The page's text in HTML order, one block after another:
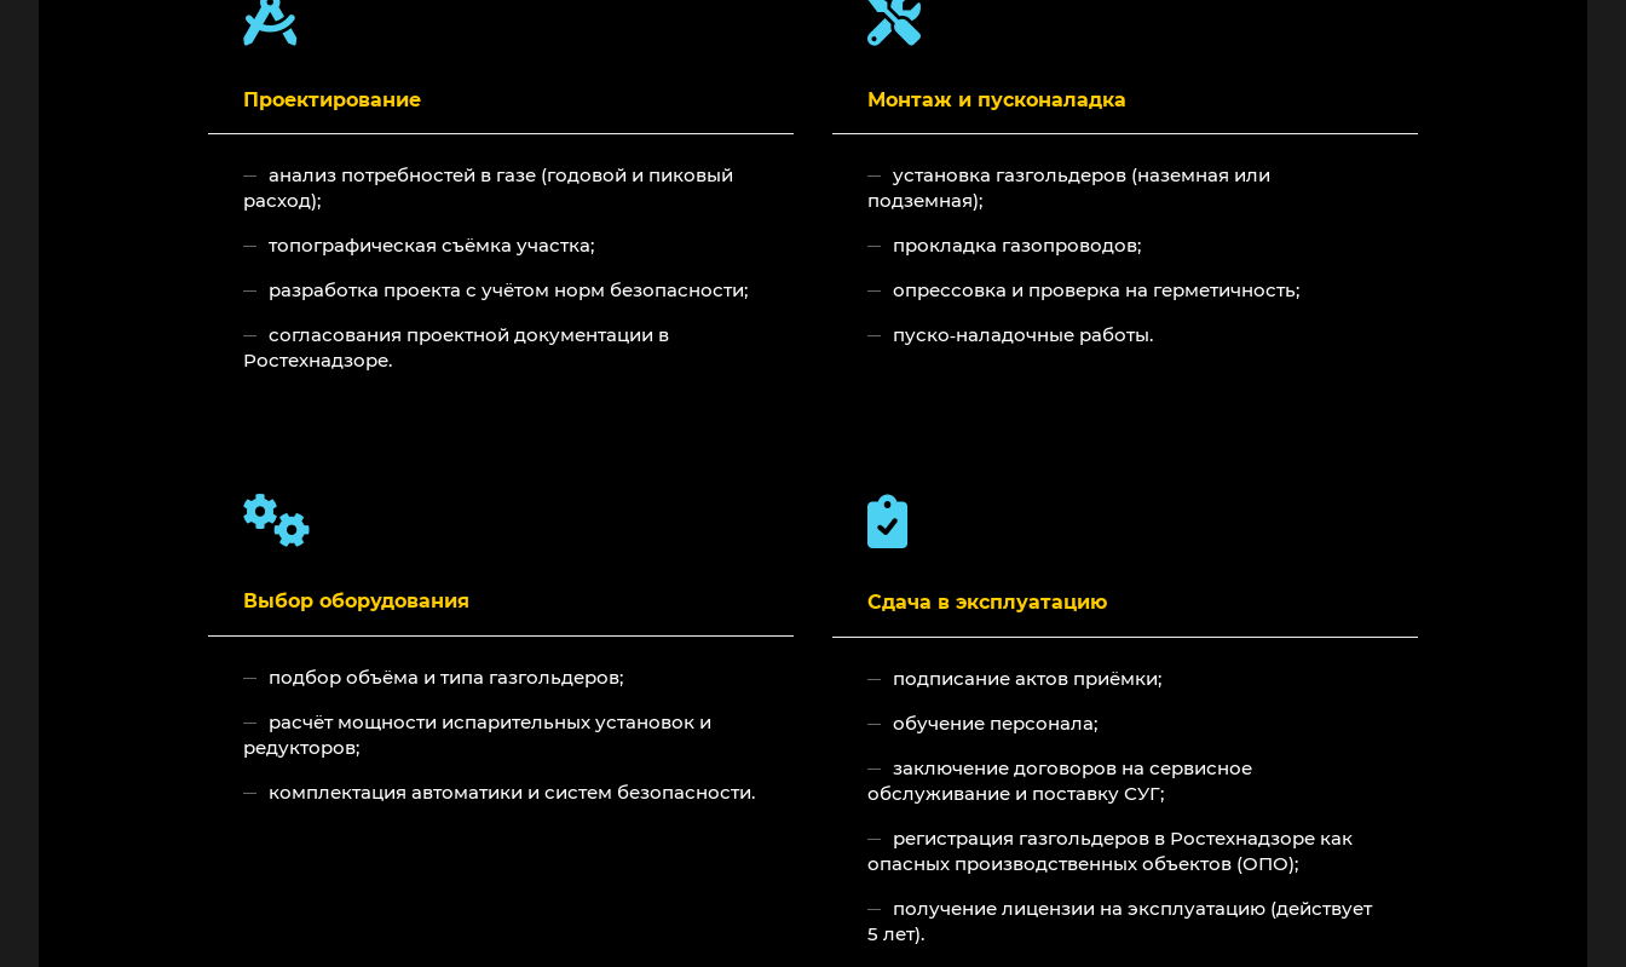
Проектирование
анализ потребностей в газе (годовой и пиковый
расход);
топографическая съёмка участка;
разработка проекта с учётом норм безопасности;
согласования проектной документации в
Ростехнадзоре.
Выбор оборудования
подбор объёма и типа газгольдеров;
расчёт мощности испарительных установок и
редукторов;
комплектация автоматики и систем безопасности.
Монтаж и пусконаладка
установка газгольдеров (наземная или
подземная);
прокладка газопроводов;
опрессовка и проверка на герметичность;
пуско‑наладочные работы.
Сдача в эксплуатацию
подписание актов приёмки;
обучение персонала;
заключение договоров на сервисное
обслуживание и поставку СУГ;
регистрация газгольдеров в Ростехнадзоре как
опасных производственных объектов (ОПО);
получение лицензии на эксплуатацию (действует
5 лет).